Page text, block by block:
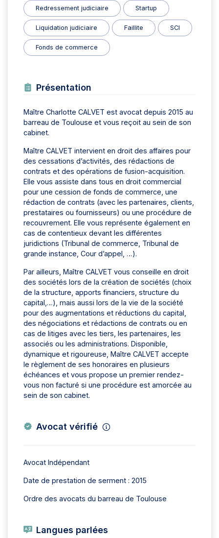
Redressement judiciaire Startup
Liquidation judiciaire Faillite SCI
Fonds de commerce
Présentation
Maître Charlotte CALVET est avocat depuis 2015 au
barreau de Toulouse et vous reçoit au sein de son
cabinet.
Maître CALVET intervient en droit des affaires pour
des cessations d’activités, des rédactions de
contrats et des opérations de fusion-acquisition.
Elle vous assiste dans tous en droit commercial
pour une cession de fonds de commerce, une
rédaction de contrats (avec les partenaires, clients,
prestataires ou fournisseurs) ou une procédure de
recouvrement. Elle vous représente également en
cas de contentieux devant les différentes
juridictions (Tribunal de commerce, Tribunal de
grande instance, Cour d’appel, …).
Par ailleurs, Maître CALVET vous conseille en droit
des sociétés lors de la création de sociétés (choix
de la structure, apports financiers, structure du
capital,…), mais aussi lors de la vie de la société
pour des augmentations et réductions du capital,
des négociations et rédactions de contrats ou en
cas de litiges avec les tiers, les partenaires, les
associés ou les administrations. Disponible,
dynamique et rigoureuse, Maître CALVET accepte
le règlement de ses honoraires en plusieurs
échéances et vous propose un premier rendez-
vous non facturé si une procédure est amorcée au
sein de son cabinet.
Avocat vérifié
Avocat Indépendant
Date de prestation de serment : 2015
Ordre des avocats du barreau de Toulouse
Langues parlées